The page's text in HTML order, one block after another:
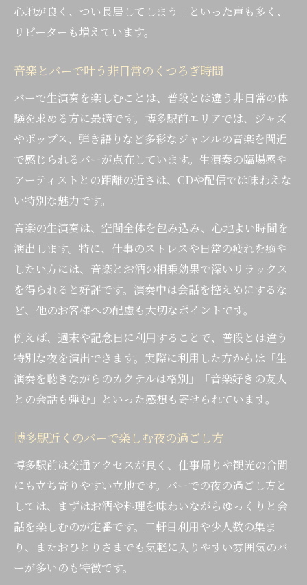
心地が良く、つい長居してしまう」といった声も多く、
リピーターも増えています。
音楽とバーで叶う非日常のくつろぎ時間
バーで生演奏を楽しむことは、普段とは違う非日常の体
験を求める方に最適です。博多駅前エリアでは、ジャズ
やポップス、弾き語りなど多彩なジャンルの音楽を間近
で感じられるバーが点在しています。生演奏の臨場感や
アーティストとの距離の近さは、CDや配信では味わえな
い特別な魅力です。
音楽の生演奏は、空間全体を包み込み、心地よい時間を
演出します。特に、仕事のストレスや日常の疲れを癒や
したい方には、音楽とお酒の相乗効果で深いリラックス
を得られると好評です。演奏中は会話を控えめにするな
ど、他のお客様への配慮も大切なポイントです。
例えば、週末や記念日に利用することで、普段とは違う
特別な夜を演出できます。実際に利用した方からは「生
演奏を聴きながらのカクテルは格別」「音楽好きの友人
との会話も弾む」といった感想も寄せられています。
博多駅近くのバーで楽しむ夜の過ごし方
博多駅前は交通アクセスが良く、仕事帰りや観光の合間
にも立ち寄りやすい立地です。バーでの夜の過ごし方と
しては、まずはお酒や料理を味わいながらゆっくりと会
話を楽しむのが定番です。二軒目利用や少人数の集ま
り、またおひとりさまでも気軽に入りやすい雰囲気のバ
ーが多いのも特徴です。